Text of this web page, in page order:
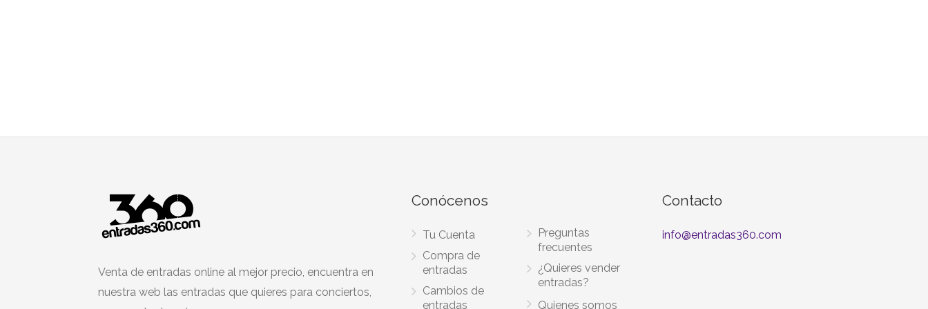
Venta de entradas online al mejor precio, encuentra en
nuestra web las entradas que quieres para conciertos,
Conócenos
Tu Cuenta
Compra de
entradas
Cambios de
entradas
Preguntas
frecuentes
¿Quieres vender
entradas?
Quienes somos
Contacto
info@entradas360.com